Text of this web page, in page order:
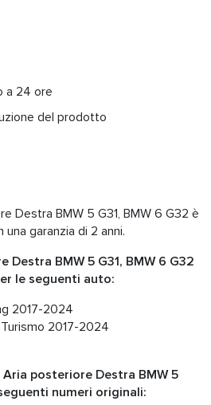
a 24 ore
del prodotto
Destra BMW 5 G31, BMW 6 G32 è
garanzia di 2 anni.
BMW 5 G31, BMW 6 G32
le seguenti auto:
2017-2024
2017-2024
posteriore Destra BMW 5
numeri originali: